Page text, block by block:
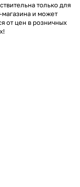
только для
магазина и может
от цен в розничных